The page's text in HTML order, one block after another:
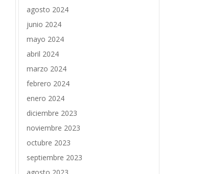
agosto 2024
junio 2024
mayo 2024
abril 2024
marzo 2024
febrero 2024
enero 2024
diciembre 2023
noviembre 2023
octubre 2023
septiembre 2023